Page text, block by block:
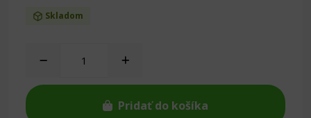
Skladom
Pridať do košíka